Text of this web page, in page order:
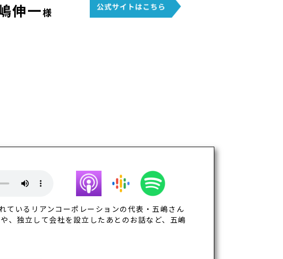
伸一様
ているリアンコーポレーションの代表・五嶋さん
、独立して会社を設立したあとのお話など、五嶋